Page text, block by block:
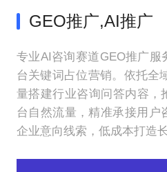
GEO推广,AI推广
专业AI咨询赛道GEO推广
台关键词占位营销。依托全
量搭建行业咨询问答内容，
台自然流量，精准承接用户
企业意向线索，低成本打造